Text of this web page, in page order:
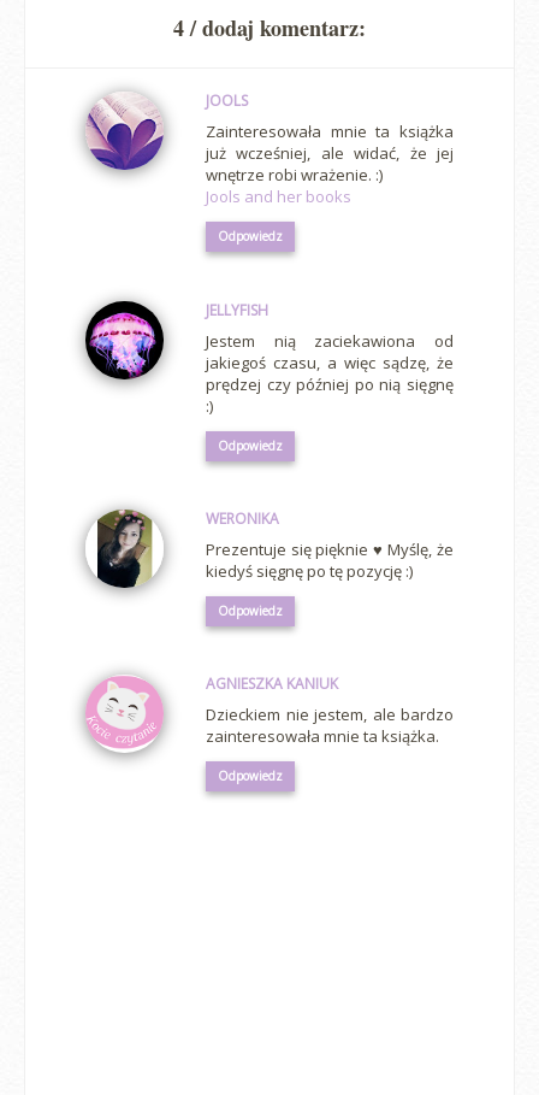
4 / dodaj komentarz:
JOOLS
Zainteresowała mnie ta książka
już wcześniej, ale widać, że jej
wnętrze robi wrażenie. :)
Jools and her books
Odpowiedz
JELLYFISH
Jestem nią zaciekawiona od
jakiegoś czasu, a więc sądzę, że
prędzej czy później po nią sięgnę
:)
Odpowiedz
WERONIKA
Prezentuje się pięknie ♥ Myślę, że
kiedyś sięgnę po tę pozycję :)
Odpowiedz
AGNIESZKA KANIUK
Dzieckiem nie jestem, ale bardzo
zainteresowała mnie ta książka.
Odpowiedz